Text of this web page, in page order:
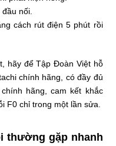
nối.
cách rút điện 5 phút rồi
hãy để Tập Đoàn Việt hỗ
chính hãng, có đầy đủ
hãng, cam kết khắc
F0 chỉ trong một lần sửa.
thường gặp nhanh